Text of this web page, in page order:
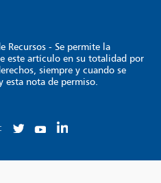
Recursos - Se permite la
este artículo en su totalidad por
siempre y cuando se
nota de permiso.